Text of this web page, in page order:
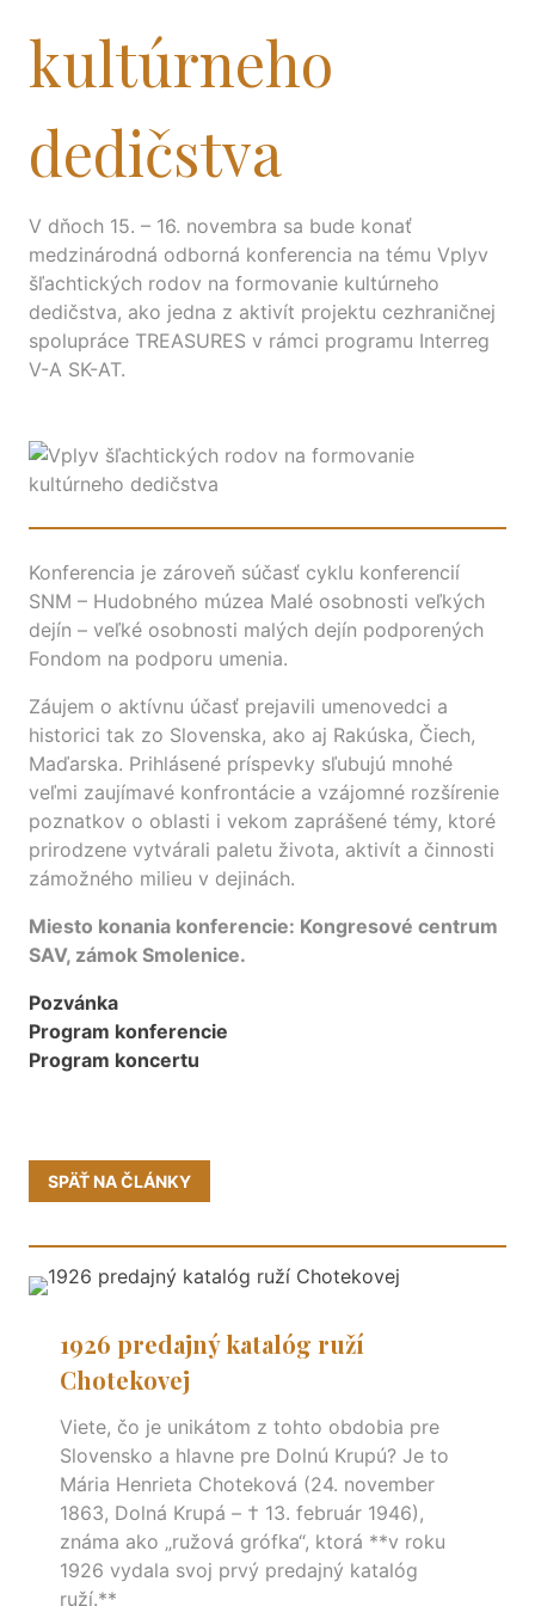
kultúrneho
dedičstva
V dňoch 15. – 16. novembra sa bude konať
medzinárodná odborná konferencia na tému Vplyv
šľachtických rodov na formovanie kultúrneho
dedičstva, ako jedna z aktivít projektu cezhraničnej
spolupráce TREASURES v rámci programu Interreg
V-A SK-AT.
Konferencia je zároveň súčasť cyklu konferencií
SNM – Hudobného múzea Malé osobnosti veľkých
dejín – veľké osobnosti malých dejín podporených
Fondom na podporu umenia.
Záujem o aktívnu účasť prejavili umenovedci a
historici tak zo Slovenska, ako aj Rakúska, Čiech,
Maďarska. Prihlásené príspevky sľubujú mnohé
veľmi zaujímavé konfrontácie a vzájomné rozšírenie
poznatkov o oblasti i vekom zaprášené témy, ktoré
prirodzene vytvárali paletu života, aktivít a činnosti
zámožného milieu v dejinách.
Miesto konania konferencie: Kongresové centrum
SAV, zámok Smolenice.
Pozvánka
Program konferencie
Program koncertu
SPÄŤ NA ČLÁNKY
1926 predajný katalóg ruží
Chotekovej
Viete, čo je unikátom z tohto obdobia pre
Slovensko a hlavne pre Dolnú Krupú? Je to
Mária Henrieta Choteková (24. november
1863, Dolná Krupá – † 13. február 1946),
známa ako „ružová grófka“, ktorá **v roku
1926 vydala svoj prvý predajný katalóg
ruží.**